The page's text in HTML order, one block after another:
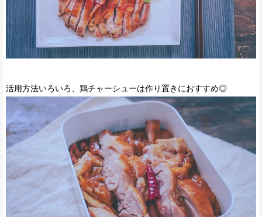
活用方法いろいろ、鶏チャーシューは作り置きにおすすめ◎